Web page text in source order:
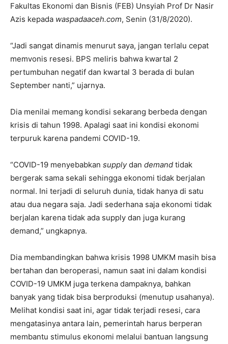
Fakultas Ekonomi dan Bisnis (FEB) Unsyiah Prof Dr Nasir
Azis kepada waspadaaceh.com, Senin (31/8/2020).
“Jadi sangat dinamis menurut saya, jangan terlalu cepat
memvonis resesi. BPS meliris bahwa kwartal 2
pertumbuhan negatif dan kwartal 3 berada di bulan
September nanti,” ujarnya.
Dia menilai memang kondisi sekarang berbeda dengan
krisis di tahun 1998. Apalagi saat ini kondisi ekonomi
terpuruk karena pandemi COVID-19.
“COVID-19 menyebabkan supplydan demand tidak
bergerak sama sekali sehingga ekonomi tidak berjalan
normal. Ini terjadi di seluruh dunia, tidak hanya di satu
atau dua negara saja. Jadi sederhana saja ekonomi tidak
berjalan karena tidak ada supply dan juga kurang
demand,” ungkapnya.
Dia membandingkan bahwa krisis 1998 UMKM masih bisa
bertahan dan beroperasi, namun saat ini dalam kondisi
COVID-19 UMKM juga terkena dampaknya, bahkan
banyak yang tidak bisa berproduksi (menutup usahanya).
Melihat kondisi saat ini, agar tidak terjadi resesi, cara
mengatasinya antara lain, pemerintah harus berperan
membantu stimulus ekonomi melalui bantuan langsung